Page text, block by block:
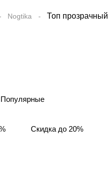
Nogtika Топ прозрачный
Популярные
Скидка до 20%